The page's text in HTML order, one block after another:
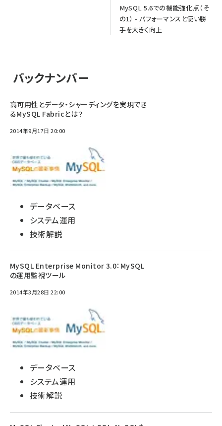
MySQL 5.6での機能強化点（そ
の1） - パフォーマンスと使い勝
手を大きく向上
バックナンバー
高可用性とデータ・シャーディングを実現でき
るMySQL Fabricとは？
2014年9月17日 20:00
データベース
システム運用
技術解説
MySQL Enterprise Monitor 3.0：MySQL
の運用監視ツール
2014年3月28日 22:00
データベース
システム運用
技術解説